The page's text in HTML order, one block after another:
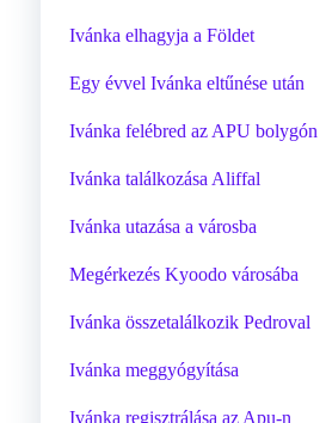
Ivánka elhagyja a Földet
Egy évvel Ivánka eltűnése után
Ivánka felébred az APU bolygón
Ivánka találkozása Aliffal
Ivánka utazása a városba
Megérkezés Kyoodo városába
Ivánka összetalálkozik Pedroval
Ivánka meggyógyítása
Ivánka regisztrálása az Apu-n